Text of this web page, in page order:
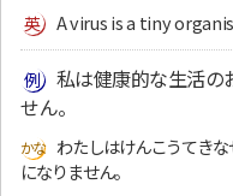
A virus is a tiny
私は健康的な生活の
せん。
わたしはけんこうてき
になりません。